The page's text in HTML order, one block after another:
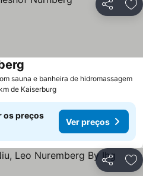
Partilhar
sauna e banheira de hidromassagem
de Kaiserburg
os preços
Ver preços
Partilhar